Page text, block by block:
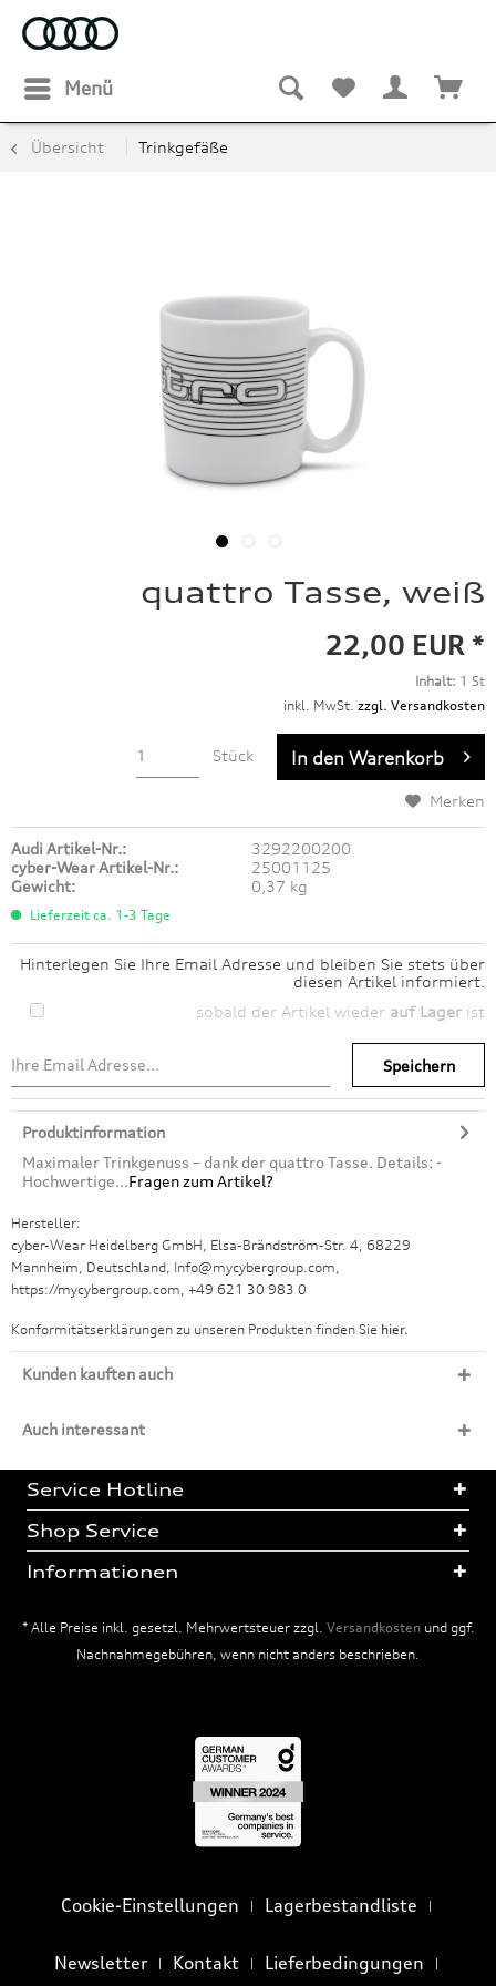
Menü
Übersicht Trinkgefäße
quattro Tasse, weiß
22,00 EUR *
Inhalt: 1 St
inkl. MwSt. zzgl. Versandkosten
Stück In den Warenkorb
Merken
Audi Artikel-Nr.:
3292200200
cyber-Wear Artikel-Nr.:
25001125
Gewicht:
0,37 kg
Lieferzeit ca. 1-3 Tage
Hinterlegen Sie Ihre Email Adresse und bleiben Sie stets über
diesen Artikel informiert.
sobald der Artikel wieder auf Lager ist
Speichern
Produktinformation
Maximaler Trinkgenuss – dank der quattro Tasse. Details: -
Hochwertige...Fragen zum Artikel?
Hersteller:
cyber-Wear Heidelberg GmbH, Elsa-Brändström-Str. 4, 68229
Mannheim, Deutschland, Info@mycybergroup.com,
https://mycybergroup.com, +49 621 30 983 0
Konformitätserklärungen zu unseren Produkten finden Sie hier.
Kunden kauften auch
Auch interessant
Service Hotline
Shop Service
Informationen
* Alle Preise inkl. gesetzl. Mehrwertsteuer zzgl. Versandkostenund ggf.
Nachnahmegebühren, wenn nicht anders beschrieben.
Cookie-Einstellungen Lagerbestandliste
Newsletter Kontakt Lieferbedingungen